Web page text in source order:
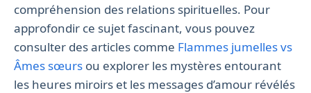
compréhension des relations spirituelles. Pour
approfondir ce sujet fascinant, vous pouvez
consulter des articles comme Flammes jumelles vs
Âmes sœurs ou explorer les mystères entourant
les heures miroirs et les messages d’amour révélés